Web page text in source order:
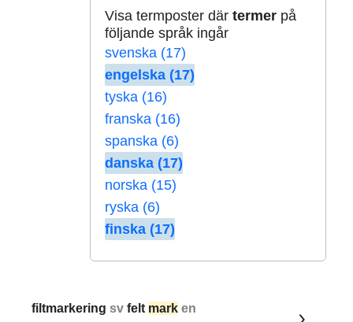
Visa termposter där termerpå
följande språk ingår
svenska (17)
engelska (17)
tyska (16)
franska (16)
spanska (6)
danska (17)
norska (15)
ryska (6)
finska (17)
filtmarkeringsvfelt mark en